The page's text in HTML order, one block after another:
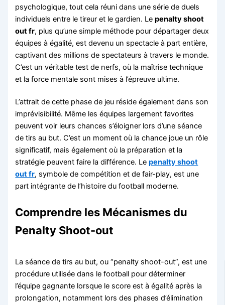
psychologique, tout cela réuni dans une série de duels
individuels entre le tireur et le gardien. Lepenalty shoot
out fr, plus qu’une simple méthode pour départager deux
équipes à égalité, est devenu un spectacle à part entière,
captivant des millions de spectateurs à travers le monde.
C’est un véritable test de nerfs, où la maîtrise technique
et la force mentale sont mises à l’épreuve ultime.
L’attrait de cette phase de jeu réside également dans son
imprévisibilité. Même les équipes largement favorites
peuvent voir leurs chances s’éloigner lors d’une séance
de tirs au but. C’est un moment où la chance joue un rôle
significatif, mais également où la préparation et la
stratégie peuvent faire la différence. Lepenalty shoot
out fr, symbole de compétition et de fair-play, est une
part intégrante de l’histoire du football moderne.
Comprendre les Mécanismes du
Penalty Shoot-out
La séance de tirs au but, ou “penalty shoot-out”, est une
procédure utilisée dans le football pour déterminer
l’équipe gagnante lorsque le score est à égalité après la
prolongation, notamment lors des phases d’élimination